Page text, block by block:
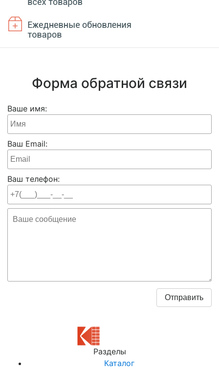
Форма обратной связи
Ваше имя:
Ваш Email:
Ваш телефон:
Разделы
Каталог